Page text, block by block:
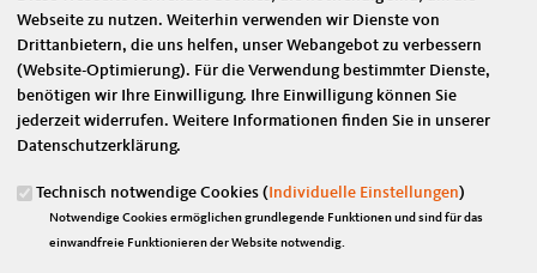
Fußbereich
Anschrift
Marian Wendt, MdB
Platz der Republik 1
11011 Berlin
Telefon:030/ 227-73480
E-Mail:marian.wendt@bundestag.de
Im Web
Webseite zu nutzen. Weiterhin verwenden wir Dienste von
Drittanbietern, die uns helfen, unser Webangebot zu verbessern
(Website-Optimierung). Für die Verwendung bestimmter Dienste,
benötigen wir Ihre Einwilligung. Ihre Einwilligung können Sie
jederzeit widerrufen. Weitere Informationen finden Sie in unserer
Datenschutzerklärung.
Technisch notwendige Cookies (Individuelle Einstellungen)
Notwendige Cookies ermöglichen grundlegende Funktionen und sind für das
einwandfreie Funktionieren der Website notwendig.